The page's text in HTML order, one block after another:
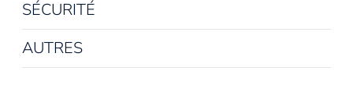
SÉCURITÉ
AUTRES